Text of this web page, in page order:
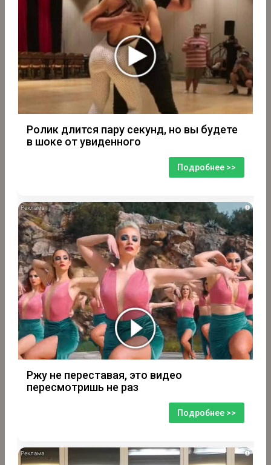
Ролик длится пару секунд, но вы будете
в шоке от увиденного
Подробнее >>
i
Ржу не переставая, это видео
пересмотришь не раз
Подробнее >>
i